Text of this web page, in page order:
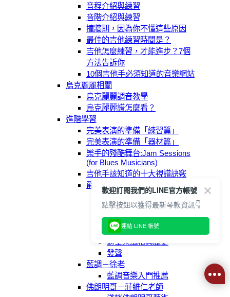
音程介紹與練習
音階介紹與練習
撞牆期，因為你不懂這些原因
最佳的吉他練習時間是？
吉他怎麼練習，才能進步？7個
方法告訴你
10個吉他手必須知道的音樂網站
烏克麗麗相關
烏克麗麗調音教學
烏克麗麗譜怎麼看？
進階學習
完美表演的準備「練習篇」
完美表演的準備「器材篇」
樂手的殘酷舞台:Jam Sessions
(for Blues Musicians)
吉他手該知道的十大視譜訣竅
爵士-林煒盛老師
爵士吉他練習—入門篇
爵士樂的吉他定位
爵士樂專輯收藏的理由
與分類
爵士樂風格與歷史
發聲
藍調－徐老
藍調音樂入門推薦
佛朗明哥－莊維仁老師
歡迎訂閱我們的LINE官方帳號
點擊按鈕以獲得最新琴款資訊👇
連結 LINE 帳號